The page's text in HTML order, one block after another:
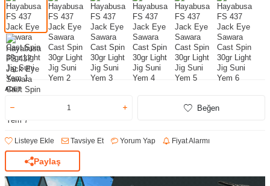
ADET
Beğen
Listeye Ekle Tavsiye Et Yorum Yap Fiyat Alarmı
Paylaş